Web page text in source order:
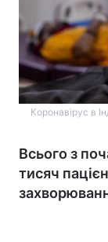
Коронавірус в
Всього з
тисяч